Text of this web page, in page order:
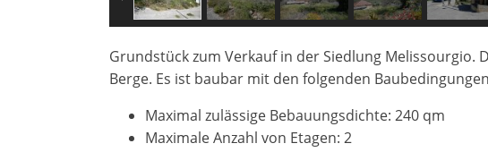
Grundstück zum Verkauf in der Siedlung Melissourgio.
Berge. Es ist baubar mit den folgenden
Maximal zulässige Bebauungsdichte: 240 qm
Maximale Anzahl von Etagen: 2